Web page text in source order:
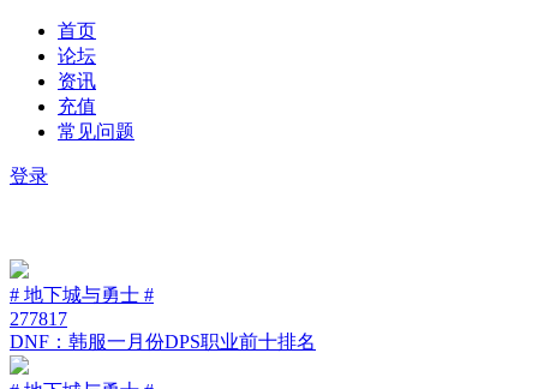
首页
论坛
资讯
充值
常见问题
登录
# 地下城与勇士 #
277817
DNF：韩服一月份DPS职业前十排名